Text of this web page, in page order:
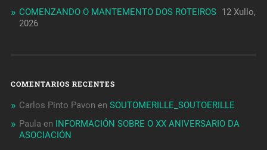
COMENZANDO O MANTEMENTO DOS ROTEIROS 12 Xullo,
2026
COMENTARIOS RECENTES
Carlos Pinto Pavon en SOUTOMERILLE_SOUTOERILLE
Paula en INFORMACIÓN SOBRE O XX ANIVERSARIO DA
ASOCIACIÓN